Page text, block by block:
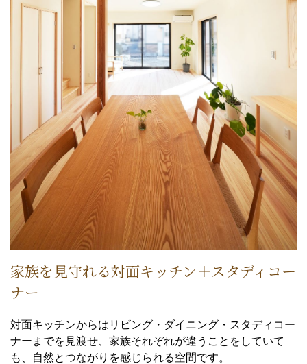
家族を見守れる対面キッチン＋スタディコー
ナー
対面キッチンからはリビング・ダイニング・スタディコー
ナーまでを見渡せ、家族それぞれが違うことをしていて
も、自然とつながりを感じられる空間です。